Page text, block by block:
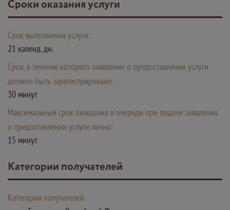
Сроки оказания услуги
Срок выполнения услуги:
21 календ. дн.
Срок, в течение которого заявление о предоставлении услуги
должно быть зарегистрировано:
30 минут
Максимальный срок ожидания в очереди при подаче заявления
о предоставлении услуги лично:
15 минут
Категории получателей
Категории получателей: